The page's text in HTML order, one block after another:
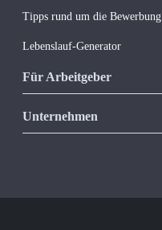
Tipps rund um die Bewerbung
Lebenslauf-Generator
Für Arbeitgeber
Unsere Produkte
Unternehmen